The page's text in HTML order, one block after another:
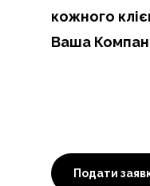
кожного
Ваша
Подати